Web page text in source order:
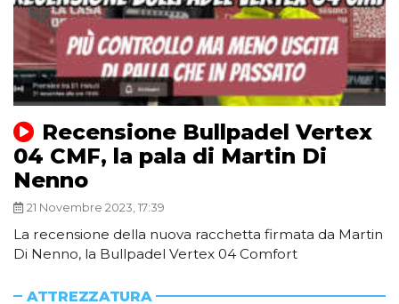
Recensione Bullpadel Vertex
04 CMF, la pala di Martin Di
Nenno
21 Novembre 2023, 17:39
La recensione della nuova racchetta firmata da Martin
Di Nenno, la Bullpadel Vertex 04 Comfort
ATTREZZATURA